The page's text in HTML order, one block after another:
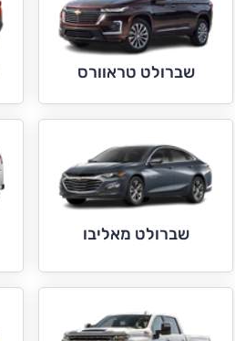
שברולט טראוורס
שברולט מאליבו